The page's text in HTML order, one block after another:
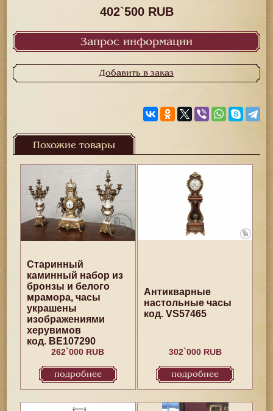
402`500 RUB
Запрос информации
Добавить в заказ
Похожие товары
Старинный
каминный набор из
бронзы и белого
мрамора, часы
украшены
изображениями
херувимов
код. BE107290
262`000 RUB
подробнее
Антикварные
настольные часы
код. VS57465
302`000 RUB
подробнее